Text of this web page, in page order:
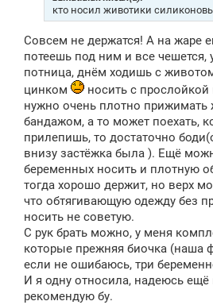
е
кто носил животики
Совсем не держатся! А на жаре
потеешь под ним и все чешется,
потница, днём ходишь с
цинком
носить с
нужно очень плотно прижимать
бандажом, а то может поехать,
прилепишь, то достаточно
внизу застёжка была ). Ещё
беременных носить и плотную
тогда хорошо держит, но верх
что обтягивающую одежду без
носить не советую.
С рук брать можно, у меня
которые прежняя биочка (наша
если не ошибаюсь, три
И я одну относила, надеюсь ещё
рекомендую бу.